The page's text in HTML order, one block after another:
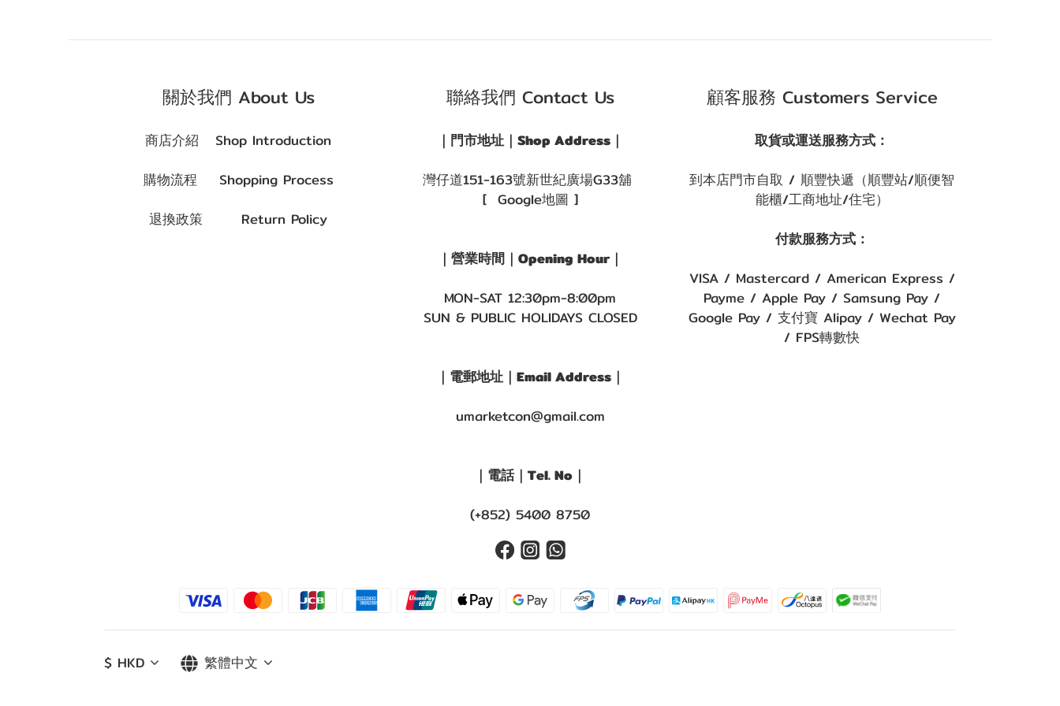
關於我們 About Us
商店介紹 Shop Introduction
購物流程 Shopping Process
退換政策 Return Policy
聯絡我們 Contact Us
｜門市地址｜Shop Address｜
灣仔道151-163號新世紀廣場G33舖
[ Google地圖 ]
｜營業時間｜Opening Hour｜
MON-SAT 12:30pm-8:00pm
SUN & PUBLIC HOLIDAYS CLOSED
｜電郵地址｜Email Address｜
umarketcon@gmail.com
｜電話｜Tel. No｜
(+852) 5400 8750
顧客服務 Customers Service
取貨或運送服務方式：
到本店門市自取 / 順豐快遞（順豐站/順便智
能櫃/工商地址/住宅）
付款服務方式：
VISA / Mastercard / American Express /
Payme / Apple Pay / Samsung Pay /
Google Pay / 支付寶 Alipay / Wechat Pay
/ FPS轉數快
$ HKD 繁體中文